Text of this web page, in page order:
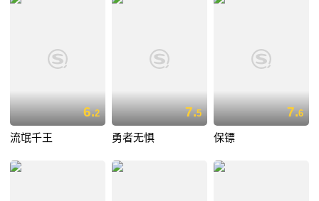
6.2
流氓千王
7.5
勇者无惧
7.6
保镖